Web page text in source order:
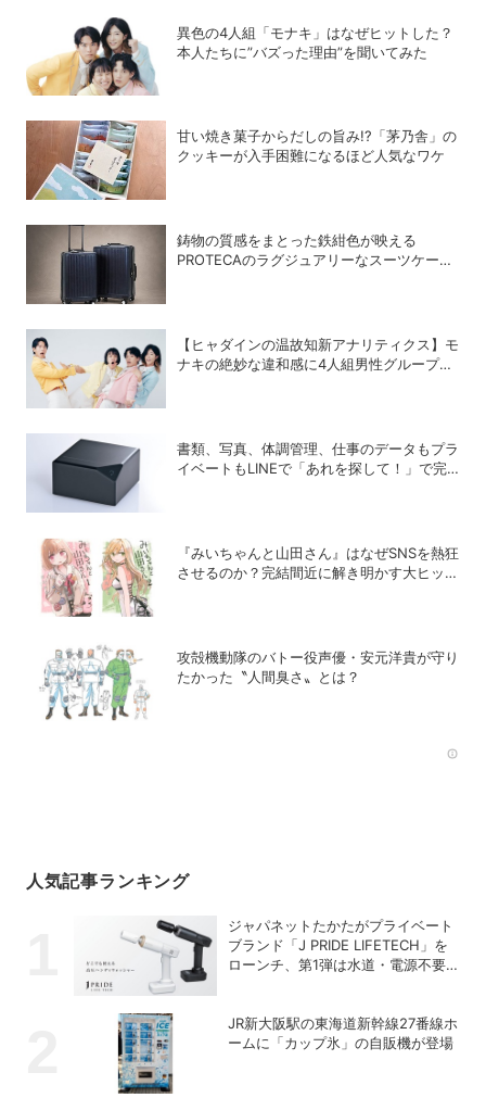
異色の4人組「モナキ」はなぜヒットした？
本人たちに”バズった理由”を聞いてみた
甘い焼き菓子からだしの旨み!?「茅乃舎」の
クッキーが入手困難になるほど人気なワケ
鋳物の質感をまとった鉄紺色が映える
PROTECAのラグジュアリーなスーツケース
【ヒャダインの温故知新アナリティクス】モ
ナキの絶妙な違和感に4人組男性グループの
書類、写真、体調管理、仕事のデータもプラ
イベートもLINEで「あれを探して！」で完
『みいちゃんと山田さん』はなぜSNSを熱狂
させるのか？完結間近に解き明かす大ヒット
攻殻機動隊のバトー役声優・安元洋貴が守り
たかった〝人間臭さ〟とは？
人気記事ランキング
ジャパネットたかたがプライベート
ブランド「J PRIDE LIFETECH」を
ローンチ、第1弾は水道・電源不要
JR新大阪駅の東海道新幹線27番線ホ
ームに「カップ氷」の自販機が登場